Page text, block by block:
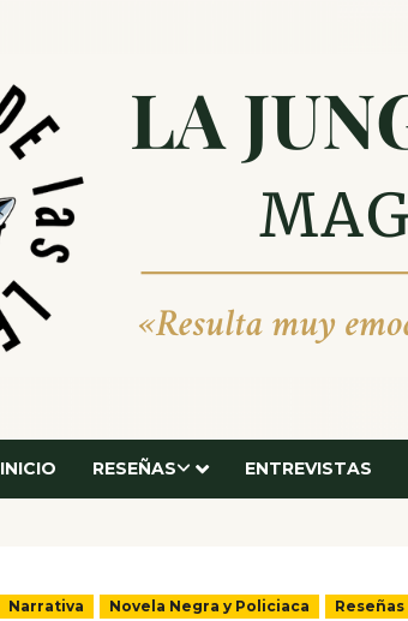
INICIO RESEÑAS ENTREVISTAS
Narrativa Novela Negra y Policiaca Reseñas